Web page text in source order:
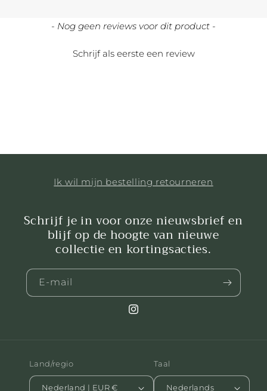
- Nog geen reviews voor dit product -
Schrijf als eerste een review
New content loaded
Ik wil mijn bestelling retourneren
Schrijf je in voor onze nieuwsbrief en
blijf op de hoogte van nieuwe
collectie en kortingsacties.
E‑mail
Instagram
Land/regio
Nederland | EUR €
Taal
Nederlands